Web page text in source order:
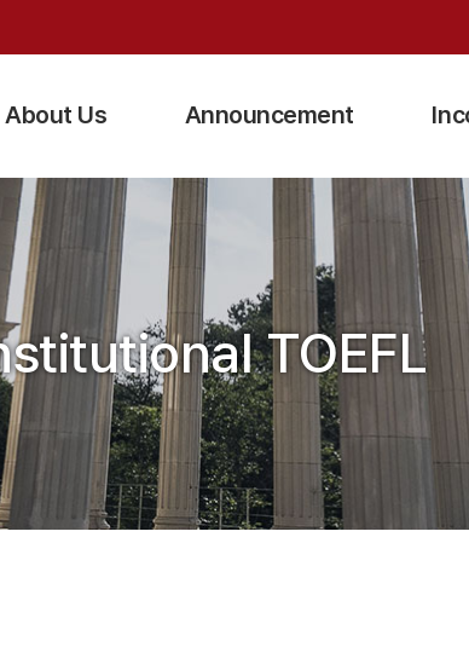
About Us
Greetings
KHU at a Glance
Location
Contact Us
Partnerships
Announcement
Outgoing Program
Incoming Program
Partner University
Program
Calendar
Global
Short-
TOEFL